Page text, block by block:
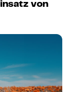
von